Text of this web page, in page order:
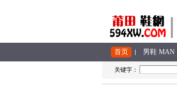
首页 男鞋 MAN
关键字：